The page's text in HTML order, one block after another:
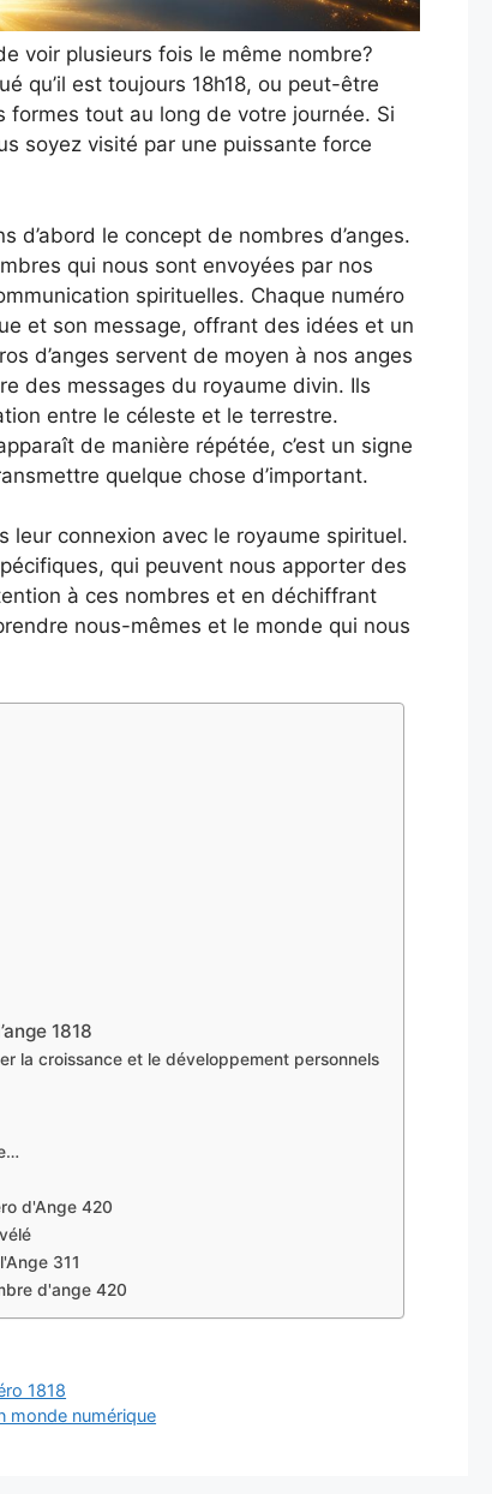
voir plusieurs fois le même nombre?
qu’il est toujours 18h18, ou peut-être
tout au long de votre journée. Si
soyez visité par une puissante force
d’abord le concept de nombres d’anges.
qui nous sont envoyées par nos
spirituelles. Chaque numéro
et son message, offrant des idées et un
d’anges servent de moyen à nos anges
des messages du royaume divin. Ils
entre le céleste et le terrestre.
de manière répétée, c’est un signe
quelque chose d’important.
leur connexion avec le royaume spirituel.
qui peuvent nous apporter des
à ces nombres et en déchiffrant
nous-mêmes et le monde qui nous
1818
la croissance et le développement personnels
d'Ange 420
311
d'ange 420
1818
monde numérique